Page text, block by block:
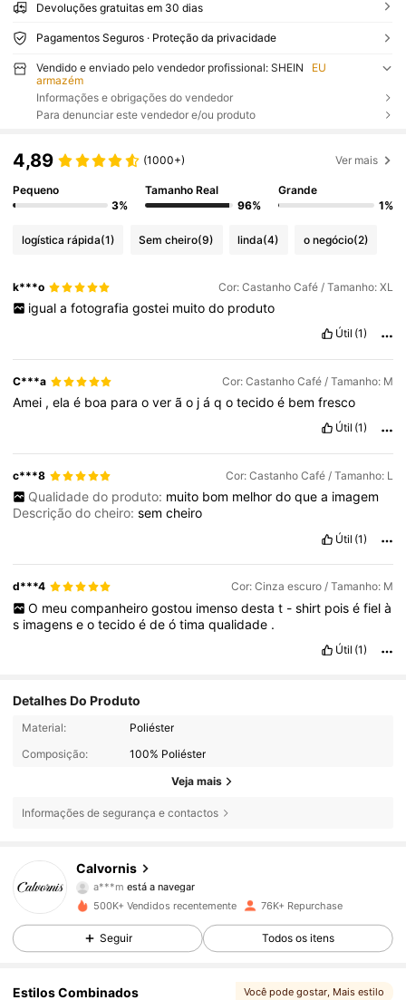
Devoluções gratuitas em 30 dias
Pagamentos Seguros · Proteção da privacidade
Vendido e enviado pelo vendedor profissional: SHEIN
EU
armazém
Informações e obrigações do vendedor
Para denunciar este vendedor e/ou produto
4,89 (1000+) Ver mais
Pequeno
3%
Tamanho Real
96%
Grande
1%
logística rápida(1) Sem cheiro(9) linda(4) o negócio(2)
k***o Cor: Castanho Café / Tamanho: XL
igual a fotografia gostei muito do produto
Útil (1)
C***a Cor: Castanho Café / Tamanho: M
Amei ,elaé boa paraoverão jáqotecidoé bemfresco
Útil (1)
c***8 Cor: Castanho Café / Tamanho: L
Qualidade do produto: muito bom melhor do que a imagem
Descrição do cheiro:semcheiro
Útil (1)
d***4 Cor: Cinza escuro / Tamanho: M
O meu companheiro gostou imenso desta t - shirt pois é fiel à
s imagenseotecidoédeótimaqualidade .
Útil (1)
Detalhes Do Produto
Material:
Poliéster
Composição:
100% Poliéster
Veja mais
Informações de segurança e contactos
Calvornis
a***mestá a navegar
4,69
17K Seguidores
4,69 17K Seguidores
500K+ Vendidos recentemente 76K+ Repurchase
Seguir Todos os itens
Estilos Combinados Você pode gostar , Mais estilo